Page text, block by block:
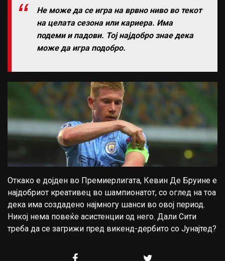
Не може да се игра на врвно ниво во текот
на целата сезона или кариера. Има
подеми и падови. Тој најдобро знае дека
може да игра подобро.
Откако е дојден во Премиерлигата, Кевин Де Бруине е
најдобриот креативец во шампионатот, со оглед на тоа
дека има создадено најмногу шанси во овој период.
Никој нема повеќе асистенции од него. Дали Сити
треба да се загрижи пред викенд-дербито со Јунајтед?